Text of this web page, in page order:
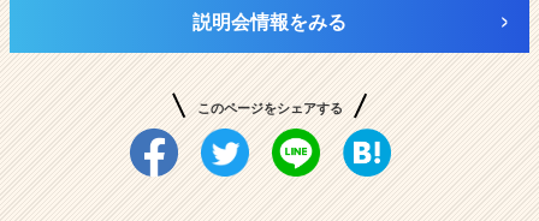
説明会情報をみる
このページをシェアする